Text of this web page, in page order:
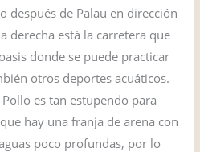
después de Palau en dirección
derecha está la carretera que
donde se puede practicar
otros deportes acuáticos.
es tan estupendo para
hay una franja de arena con
poco profundas, por lo